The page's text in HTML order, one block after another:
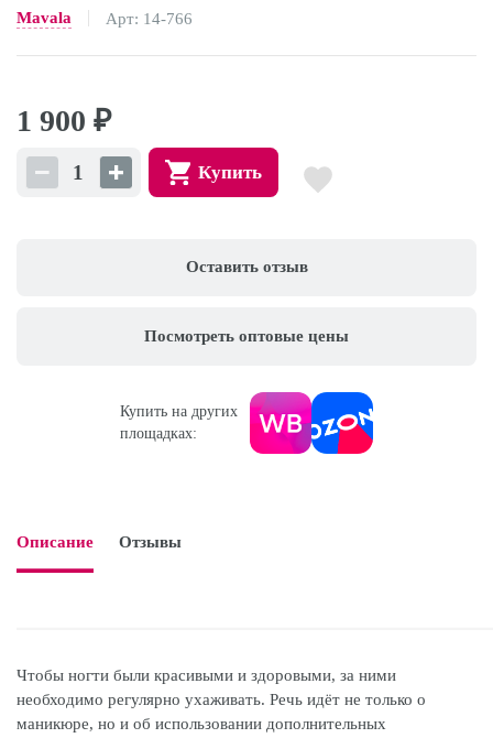
Оставить отзыв
Посмотреть оптовые цены
Купить на других
площадках:
Mavala
Арт: 14-766
1 900 ₽
Купить
Описание Отзывы
Чтобы ногти были красивыми и здоровыми, за ними
необходимо регулярно ухаживать. Речь идёт не только о
маникюре, но и об использовании дополнительных